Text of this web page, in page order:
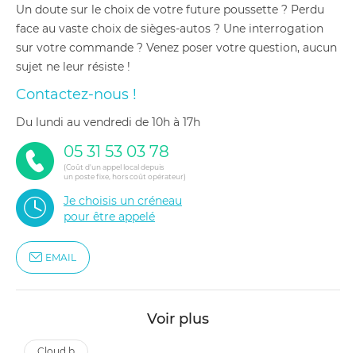
Un doute sur le choix de votre future poussette ? Perdu
face au vaste choix de sièges-autos ? Une interrogation
sur votre commande ? Venez poser votre question, aucun
sujet ne leur résiste !
Contactez-nous !
du lundi au vendredi de 10h à 17h
05 31 53 03 78
(Coût d'un appel local depuis
un poste fixe, hors coût opérateur)
Je choisis un créneau
pour être appelé
EMAIL
Voir plus